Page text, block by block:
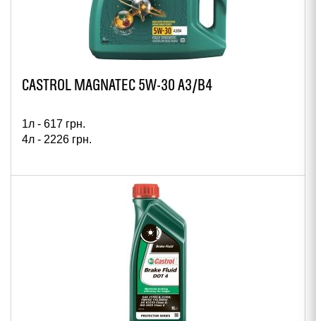
CASTROL MAGNATEC 5W-30 A3/B4
1л - 617 грн.
4л - 2226 грн.